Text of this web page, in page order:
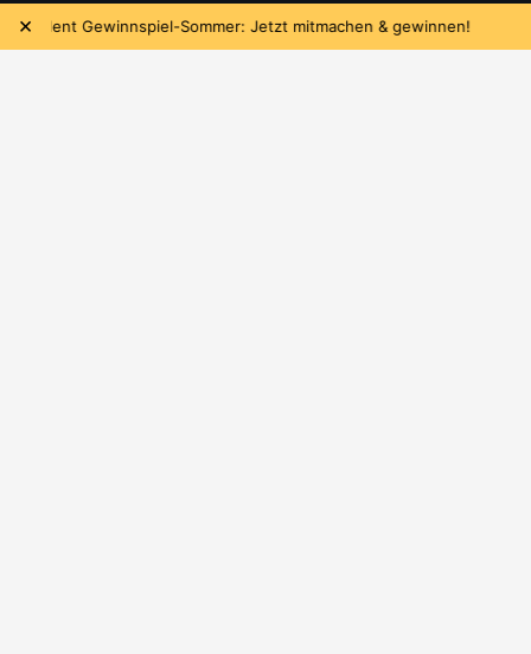
×Gewinnspiel-Sommer: Jetzt mitmachen & gewinnen!
Newsletter